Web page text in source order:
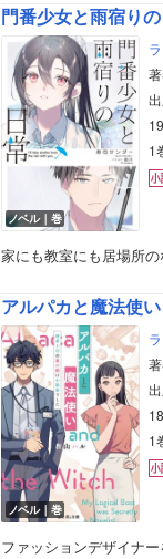
門番少女と雨宿り
ノベル｜巻
著
1
家にも教室にも居場所
アルパカと魔法使い
ノベル｜巻
著
1
ファッションデザイナ